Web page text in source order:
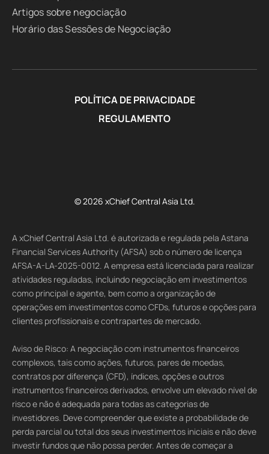
Artigos sobre negociação
Horário das Sessões de Negociação
POLÍTICA DE PRIVACIDADE
REGULAMENTO
© 2026 xChief Central Asia Ltd.
A xChief Central Asia Ltd. é autorizada e regulada pela Astana
Financial Services Authority (AFSA) sob o número de licença
AFSA-A-LA-2025-0012. A empresa está licenciada para realizar
atividades reguladas, incluindo negociação em investimentos
como principal e agente, bem como a organização de
operações em investimentos como CFDs, futuros e opções para
clientes profissionais e contrapartes de mercado.
Aviso de Risco: A negociação com instrumentos financeiros
complexos, tais como ações, futuros, pares de moedas,
contratos por diferença (CFD), índices, opções e outros
instrumentos financeiros derivados, envolve um elevado nível de
risco e não é adequada para todas as categorias de
investidores. Deve compreender que existe a probabilidade de
perda parcial ou total dos seus investimentos iniciais e não deve
investir fundos que não possa perder. Antes de começar a